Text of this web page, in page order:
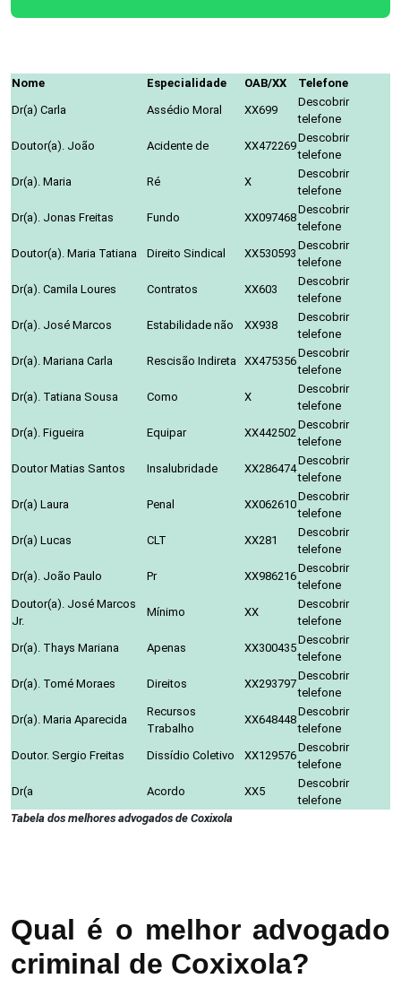
Nome Especialidade OAB/XX
Telefone
Dr(a) Carla
Assédio Moral XX699
Descobrir
telefone
Doutor(a). João
Acidente de XX472269
Descobrir
telefone
Dr(a). Maria
Ré X
Descobrir
telefone
Dr(a). Jonas Freitas
Fundo XX097468
Descobrir
telefone
Doutor(a). Maria Tatiana
Direito Sindical XX530593
Descobrir
telefone
Dr(a). Camila Loures
Contratos XX603
Descobrir
telefone
Dr(a). José Marcos
Estabilidade não XX938
Descobrir
telefone
Dr(a). Mariana Carla
Rescisão Indireta XX475356
Descobrir
telefone
Dr(a). Tatiana Sousa
Como X
Descobrir
telefone
Dr(a). Figueira
Equipar XX442502
Descobrir
telefone
Doutor Matias Santos
Insalubridade XX286474
Descobrir
telefone
Dr(a) Laura
Penal XX062610
Descobrir
telefone
Dr(a) Lucas
CLT XX281
Descobrir
telefone
Dr(a). João Paulo
Pr XX986216
Descobrir
telefone
Doutor(a). José Marcos
Jr.
Mínimo XX
Descobrir
telefone
Dr(a). Thays Mariana
Apenas XX300435
Descobrir
telefone
Dr(a). Tomé Moraes
Direitos XX293797
Descobrir
telefone
Dr(a). Maria Aparecida
Recursos
Trabalho
XX648448
Descobrir
telefone
Doutor. Sergio Freitas
Dissídio Coletivo XX129576
Descobrir
telefone
Dr(a
Acordo XX5
Descobrir
telefone
Tabela dos melhores advogados de Coxixola
Qual é o melhor advogado
criminal de Coxixola?